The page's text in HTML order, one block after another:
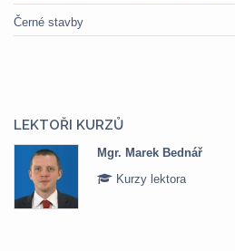
Černé stavby
LEKTOŘI KURZŮ
Mgr. Marek Bednář
Kurzy lektora